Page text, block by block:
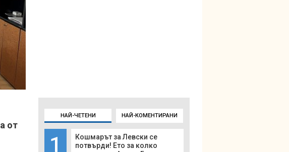
от
НАЙ-ЧЕТЕНИ НАЙ-КОМЕНТИРАНИ
1
Кошмарът за Левски се
потвърди! Ето за колко